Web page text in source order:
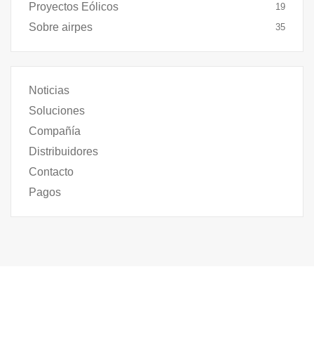
Proyectos Eólicos 19
Sobre airpes 35
Noticias
Soluciones
Compañía
Distribuidores
Contacto
Pagos